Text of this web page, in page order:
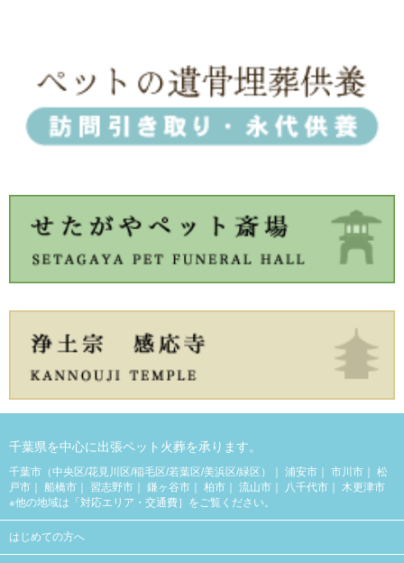
千葉県を中心に出張ペット火葬を承ります。
千葉市（中央区/花見川区/稲毛区/若葉区/美浜区/緑区） 浦安市 市川市
松
戸市
船橋市 習志野市 鎌ヶ谷市 柏市 流山市 八千代市
木更津市
※他の地域は「 対応エリア・交通費］をご覧ください。
はじめての方へ